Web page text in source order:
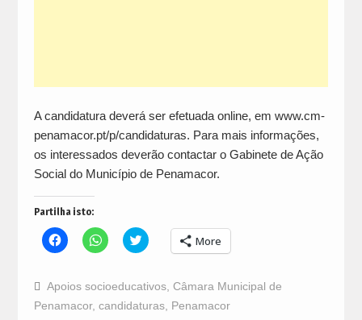
A candidatura deverá ser efetuada online, em www.cm-
penamacor.pt/p/candidaturas. Para mais informações,
os interessados deverão contactar o Gabinete de Ação
Social do Município de Penamacor.
Partilha isto:
Click
to
Facebook
(Opens
in
new
Click
to
WhatsApp
(Opens
in
new
Click
to
Twitter
(Opens
in
new
More
Apoios socioeducativos, Câmara Municipal de
Penamacor, candidaturas, Penamacor